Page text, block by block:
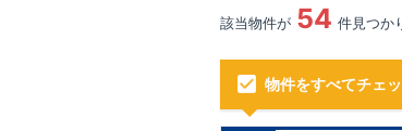
該当物件が 54 件見つか
物件をすべてチェ